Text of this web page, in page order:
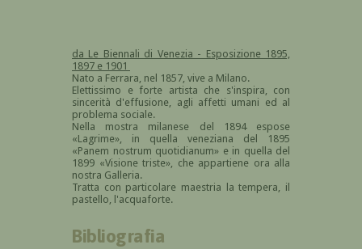
da Le Biennali di Venezia - Esposizione 1895,
1897 e 1901
Nato a Ferrara, nel 1857, vive a Milano.
Elettissimo e forte artista che s'inspira, con
sincerità d'effusione, agli affetti umani ed al
problema sociale.
Nella mostra milanese del 1894 espose
«Lagrime», in quella veneziana del 1895
«Panem nostrum quotidianum» e in quella del
1899 «Visione triste», che appartiene ora alla
nostra Galleria.
Tratta con particolare maestria la tempera, il
pastello, l'acquaforte.
Bibliografia